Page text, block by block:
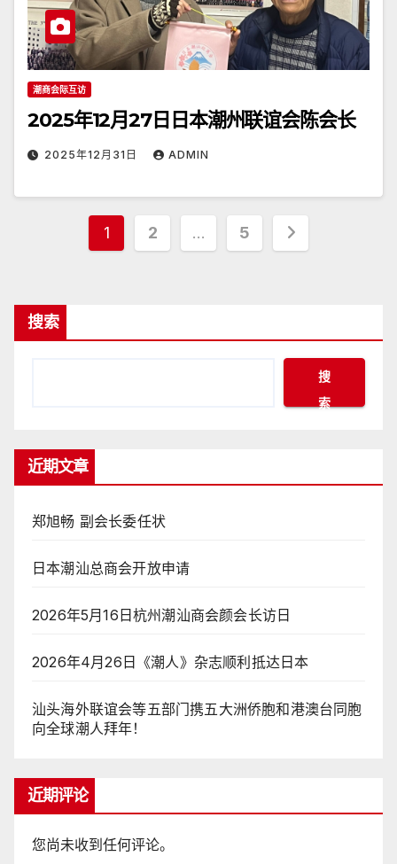
潮商会际互访
2025年12月27日日本潮州联谊会陈会长
2025年12月31日 ADMIN
文
页
1 2 … 5
搜索
搜
索
近期文章
郑旭畅 副会长委任状
日本潮汕总商会开放申请
2026年5月16日杭州潮汕商会颜会长访日
2026年4月26日《潮人》杂志顺利抵达日本
汕头海外联谊会等五部门携五大洲侨胞和港澳台同胞
向全球潮人拜年！
近期评论
您尚未收到任何评论。